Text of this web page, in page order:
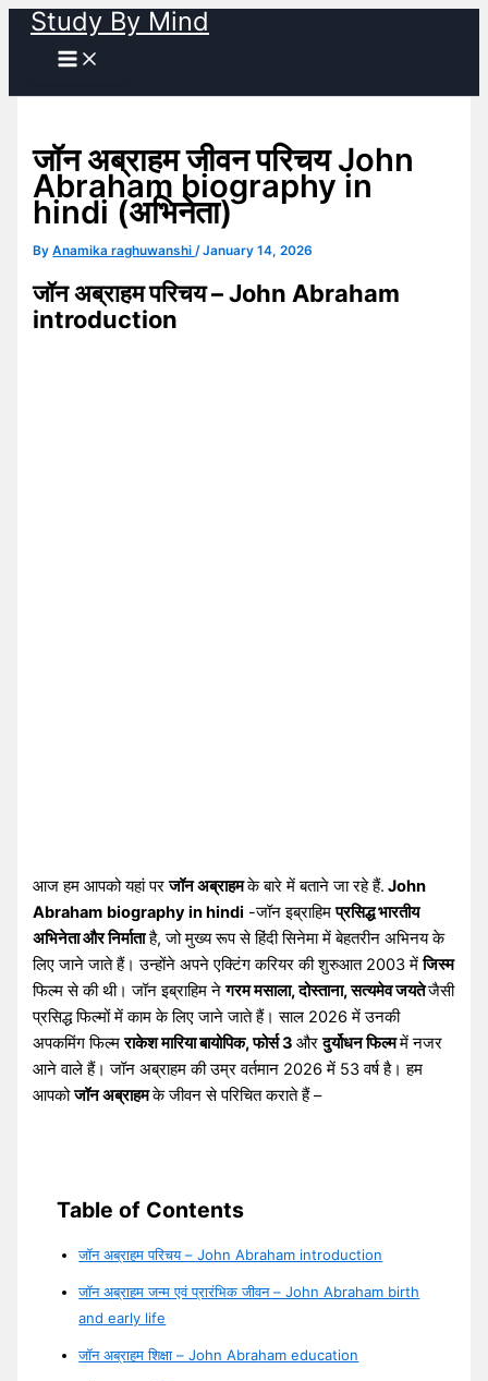
Skip
content
Study By Mind
जॉन अब्राहम जीवन परिचय John
Abraham biography in
hindi (अभिनेता)
ByAnamika raghuwanshi/January 14, 2026
जॉन अब्राहम परिचय – John Abraham
introduction
आज हम आपको यहां परजॉन अब्राहमके बारे में बताने जा रहे हैं. John
Abraham biography in hindi -जॉन इब्राहिमप्रसिद्ध भारतीय
अभिनेता और निर्माताहै, जो मुख्य रूप से हिंदी सिनेमा में बेहतरीन अभिनय के
लिए जाने जाते हैं। उन्होंने अपने एक्टिंग करियर की शुरुआत 2003 मेंजिस्म
फिल्म से की थी। जॉन इब्राहिम नेगरम मसाला, दोस्ताना, सत्यमेव जयतेजैसी
प्रसिद्ध फिल्मों में काम के लिए जाने जाते हैं। साल 2026 में उनकी
अपकमिंग फिल्मराकेश मारिया बायोपिक, फोर्स 3औरदुर्योधन फिल्ममें नजर
आने वाले हैं। जॉन अब्राहम की उम्र वर्तमान 2026 में 53 वर्ष है। हम
आपकोजॉन अब्राहमके जीवन से परिचित कराते हैं –
Table of Contents
जॉन अब्राहम परिचय – John Abraham introduction
जॉन अब्राहम जन्म एवं प्रारंभिक जीवन – John Abraham birth
and early life
जॉन अब्राहम शिक्षा – John Abraham education